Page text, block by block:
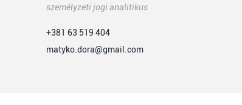
személyzeti jogi analitikus
+381 63 519 404
matyko.dora@gmail.com